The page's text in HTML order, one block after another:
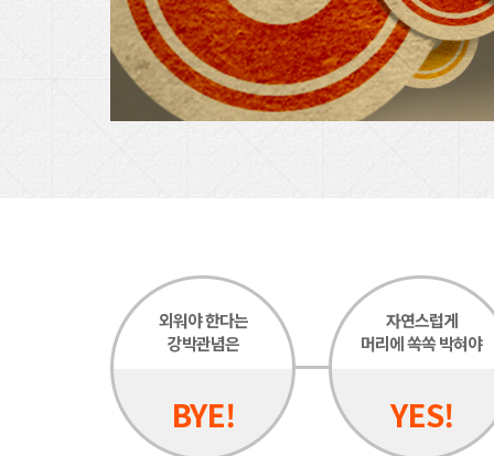
외워야 한다는
강박관념은
BYE!
자연스럽게
머리에 쏙쏙 박혀야
YES!